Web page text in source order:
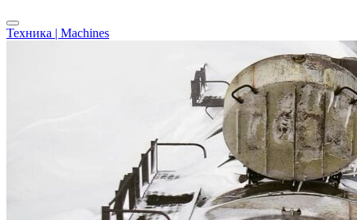
Техника | Machines